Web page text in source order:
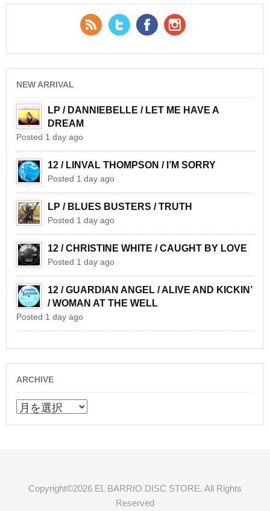
RSS Feed
Twitter Facebook
NEW ARRIVAL
LP / DANNIEBELLE / LET ME HAVE A
DREAM
Posted 1 day ago
12 / LINVAL THOMPSON / I’M SORRY
Posted 1 day ago
LP / BLUES BUSTERS / TRUTH
Posted 1 day ago
12 / CHRISTINE WHITE / CAUGHT BY LOVE
Posted 1 day ago
12 / GUARDIAN ANGEL / ALIVE AND KICKIN’
/ WOMAN AT THE WELL
Posted 1 day ago
ARCHIVE
ARCHIVE
Copyright©2026 EL BARRIO DISC STORE. All Rights
Reserved